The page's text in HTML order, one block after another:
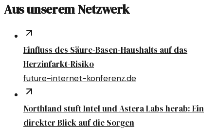
Aus unserem Netzwerk
Einfluss des Säure-Basen-Haushalts auf das
Herzinfarkt-Risiko
future-internet-konferenz.de
Northland stuft Intel und Astera Labs herab: Ein
direkter Blick auf die Sorgen